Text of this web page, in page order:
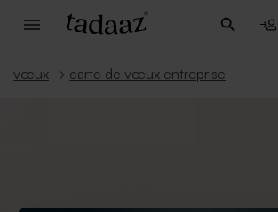
vœux → carte de vœux entreprise